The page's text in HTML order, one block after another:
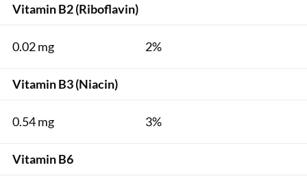
Vitamin B2 (Riboflavin)
0.02 mg 2%
Vitamin B3 (Niacin)
0.54 mg 3%
Vitamin B6